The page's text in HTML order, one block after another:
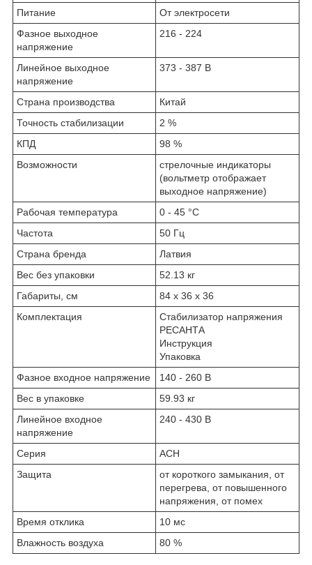
Питание
От электросети
Фазное выходное
напряжение
216 - 224
Линейное выходное
напряжение
373 - 387 В
Страна производства
Китай
Точность стабилизации
2 %
КПД
98 %
Возможности
стрелочные индикаторы
(вольтметр отображает
выходное напряжение)
Рабочая температура
0 - 45 °C
Частота
50 Гц
Страна бренда
Латвия
Вес без упаковки
52.13 кг
Габариты, см
84 х 36 х 36
Комплектация
Стабилизатор напряжения
РЕСАНТА
Инструкция
Упаковка
Фазное входное напряжение
140 - 260 В
Вес в упаковке
59.93 кг
Линейное входное
напряжение
240 - 430 В
Серия
АСН
Защита
от короткого замыкания, от
перегрева, от повышенного
напряжения, от помех
Время отклика
10 мс
Влажность воздуха
80 %